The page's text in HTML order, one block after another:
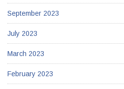
September 2023
July 2023
March 2023
February 2023